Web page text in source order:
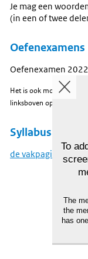
Je mag een
(in een of twee
Oefenexamens
Oefenexamen 2022
Het is ook mogelijk om
linksboven op
Syllabus
de vakpagina op
To
The
the
has